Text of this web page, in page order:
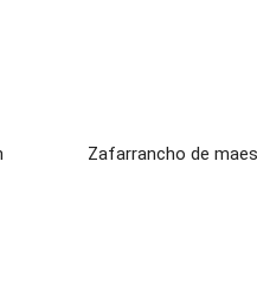
Zafarrancho de